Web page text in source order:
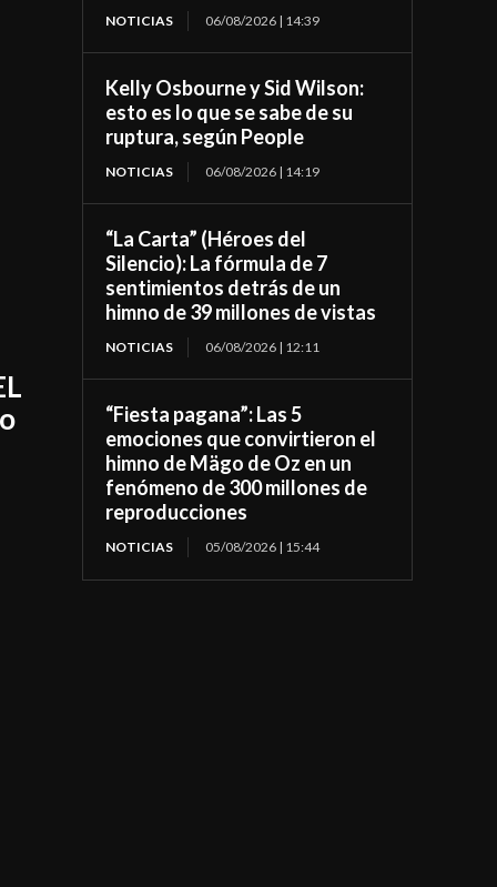
NOTICIAS 06/08/2026 | 14:39
Kelly Osbourne y Sid Wilson:
esto es lo que se sabe de su
ruptura, según People
NOTICIAS 06/08/2026 | 14:19
“La Carta” (Héroes del
Silencio): La fórmula de 7
sentimientos detrás de un
himno de 39 millones de vistas
NOTICIAS 06/08/2026 | 12:11
“Fiesta pagana”: Las 5
emociones que convirtieron el
himno de Mägo de Oz en un
fenómeno de 300 millones de
reproducciones
NOTICIAS 05/08/2026 | 15:44